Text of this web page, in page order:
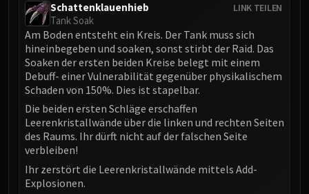
Majordomo Staghelm
Spine of Deathwing
Madness of Deathwing
NERUB-AR PALACE
Ulgrax the Devourer
Bloodbound Horror
Sikran, Captain of the Sureki
Rashanan
Nexus Princess Kyveza
LINK TEILEN
Schattenklauenhieb
Tank Soak
Am Boden entsteht ein Kreis. Der Tank muss sich
hineinbegeben und soaken, sonst stirbt der Raid. Das
Soaken der ersten beiden Kreise belegt mit einem
Debuff- einer Vulnerabilität gegenüber physikalischem
Schaden von 150%. Dies ist stapelbar.
Die beiden ersten Schläge erschaffen
Leerenkristallwände über die linken und rechten Seiten
des Raums. Ihr dürft nicht auf der falschen Seite
verbleiben!
Ihr zerstört die Leerenkristallwände mittels Add-
Explosionen.